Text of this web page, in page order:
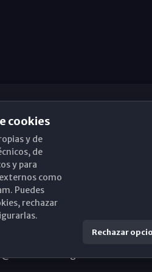
de Málaga
18-20. 29015 Málaga
386
cookies
y de
de
y para
como
Puedes
rechazar
Rechazar